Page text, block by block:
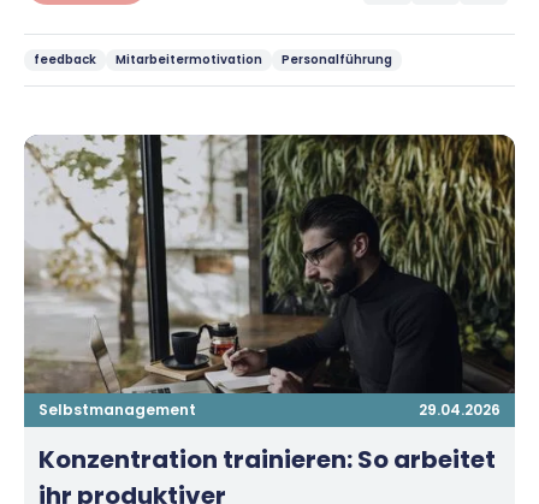
feedback Mitarbeitermotivation Personalführung
29.04.2026
Selbstmanagement
Konzentration trainieren: So arbeitet
ihr produktiver